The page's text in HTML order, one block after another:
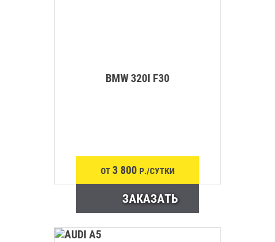
BMW 320I F30
ОТ3 800 Р./СУТКИ
ЗАКАЗАТЬ